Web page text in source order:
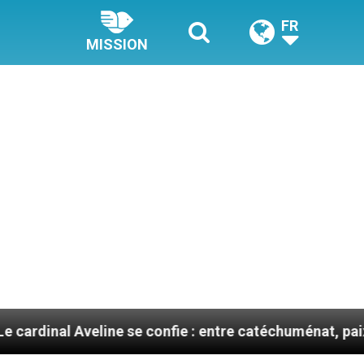
MISSION
FR
se confie : entre catéchuménat, paix et défis